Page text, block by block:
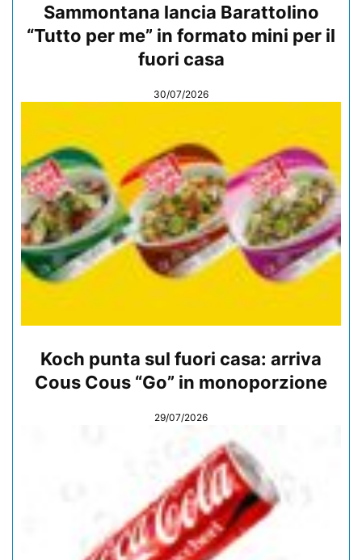
Sammontana lancia Barattolino
“Tutto per me” in formato mini per il
fuori casa
30/07/2026
Koch punta sul fuori casa: arriva
Cous Cous “Go” in monoporzione
29/07/2026